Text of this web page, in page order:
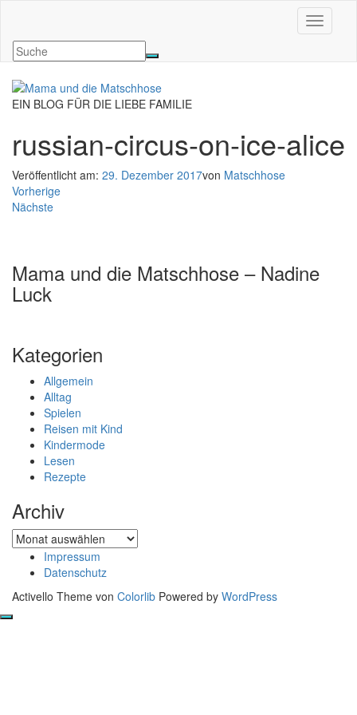
EIN BLOG FÜR DIE LIEBE FAMILIE
russian-circus-on-ice-alice
Veröffentlicht am: 29. Dezember 2017von Matschhose
Vorherige
Nächste
Mama und die Matschhose – Nadine
Luck
Kategorien
Allgemein
Alltag
Spielen
Reisen mit Kind
Kindermode
Lesen
Rezepte
Archiv
Archiv
Impressum
Datenschutz
Activello Theme von Colorlib Powered by WordPress